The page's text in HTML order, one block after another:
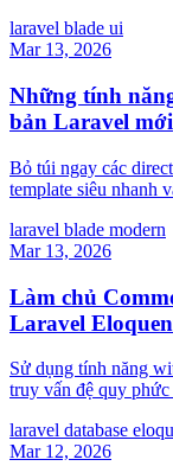
laravel blade ui
Mar 13, 2026
Những tính
bản Laravel mới
Bỏ túi ngay các
template siêu nhanh
laravel blade modern
Mar 13, 2026
Làm chủ
Laravel
Sử dụng tính năng
truy vấn đệ quy phức
laravel database
Mar 12, 2026